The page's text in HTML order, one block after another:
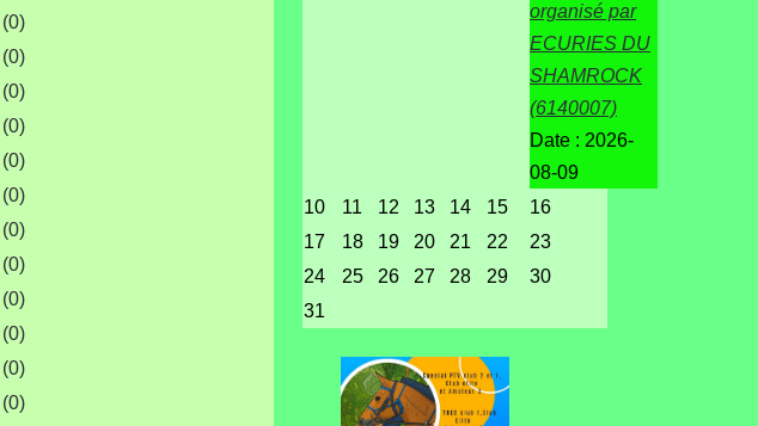
organisé par
ECURIES DU
SHAMROCK
(6140007)
Date : 2026-
08-09
10
11 12 13 14 15
16
17
18 19 20 21 22
23
24
25 26 27 28 29
30
31